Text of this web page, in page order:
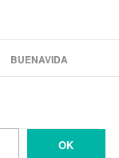
BUENAVIDA
OK